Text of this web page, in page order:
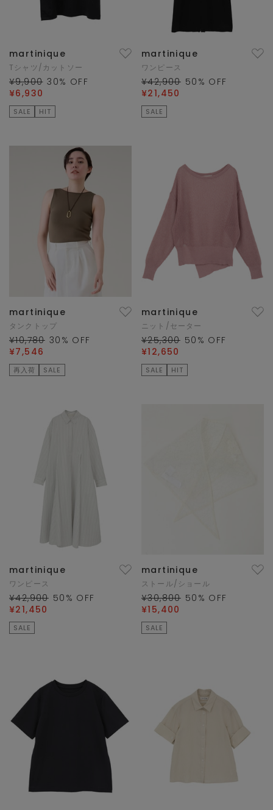
martinique
Tシャツ/カットソー
¥9,900 30% OFF
¥6,930
SALE HIT
martinique
ワンピース
¥42,900 50 % OFF
¥21,450
SALE
martinique
タンクトップ
¥10,780 30 % OFF
¥7,546
再入荷 SALE
martinique
ニット/セーター
¥25,300 50 % OFF
¥12,650
SALE HIT
martinique
ワンピース
¥42,900 50 % OFF
¥21,450
SALE
martinique
ストール/ショール
¥30,800 50 % OFF
¥15,400
SALE